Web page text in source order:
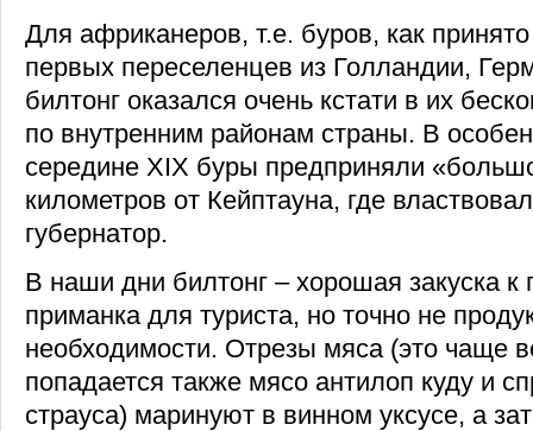
Для африканеров, т.е. буров, как
первых переселенцев из Голландии,
билтонг оказался очень кстати в их
по внутренним районам страны. В
середине XIX буры предприняли
километров от Кейптауна, где
губернатор.
В наши дни билтонг – хорошая закуска к
приманка для туриста, но точно не
необходимости. Отрезы мяса (это чаще
попадается также мясо антилоп куду и
страуса) маринуют в винном уксусе, а